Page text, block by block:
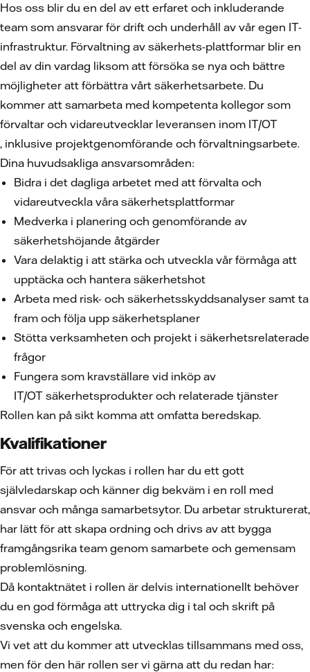
Hos oss blir du en del av ett erfaret och inkluderande
team som ansvarar för drift och underhåll av vår egen IT-
infrastruktur. Förvaltning av säkerhets-plattformar blir en
del av din vardag liksom att försöka se nya och bättre
möjligheter att förbättra vårt säkerhetsarbete. Du
kommer att samarbeta med kompetenta kollegor som
förvaltar och vidareutvecklar leveransen inom IT/OT
, inklusive projektgenomförande och förvaltningsarbete.
Dina huvudsakliga ansvarsområden:
Bidra i det dagliga arbetet med att förvalta och
vidareutveckla våra säkerhetsplattformar
Medverka i planering och genomförande av
säkerhetshöjande åtgärder
Vara delaktig i att stärka och utveckla vår förmåga att
upptäcka och hantera säkerhetshot
Arbeta med risk- och säkerhetsskyddsanalyser samt ta
fram och följa upp säkerhetsplaner
Stötta verksamheten och projekt i säkerhetsrelaterade
frågor
Fungera som kravställare vid inköp av
IT/OT säkerhetsprodukter och relaterade tjänster
Rollen kan på sikt komma att omfatta beredskap.
Kvalifikationer
För att trivas och lyckas i rollen har du ett gott
självledarskap och känner dig bekväm i en roll med
ansvar och många samarbetsytor. Du arbetar strukturerat,
har lätt för att skapa ordning och drivs av att bygga
framgångsrika team genom samarbete och gemensam
problemlösning.
Då kontaktnätet i rollen är delvis internationellt behöver
du en god förmåga att uttrycka dig i tal och skrift på
svenska och engelska.
Vi vet att du kommer att utvecklas tillsammans med oss,
men för den här rollen ser vi gärna att du redan har: